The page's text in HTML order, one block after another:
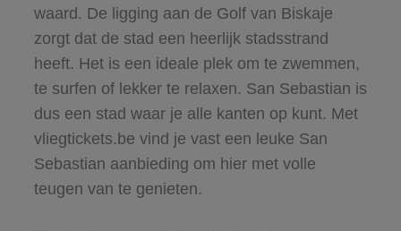
waard. De ligging aan de Golf van Biskaje
zorgt dat de stad een heerlijk stadsstrand
heeft. Het is een ideale plek om te zwemmen,
te surfen of lekker te relaxen. San Sebastian is
dus een stad waar je alle kanten op kunt. Met
vliegtickets.be vind je vast een leuke San
Sebastian aanbieding om hier met volle
teugen van te genieten.